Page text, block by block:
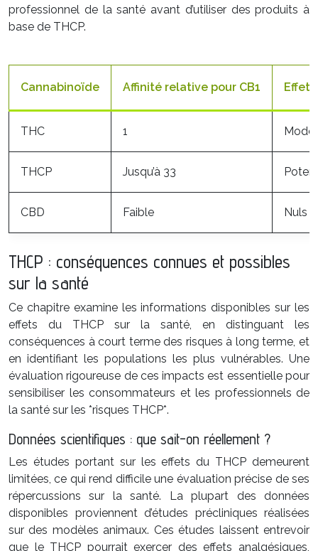
professionnel de la santé avant d’utiliser des produits à
base de THCP.
Cannabinoïde Affinité relative pour CB1
THC 1
THCP Jusqu’à 33
CBD Faible Nuls
THCP : conséquences connues et possibles
sur la santé
Ce chapitre examine les informations disponibles sur les
effets du THCP sur la santé, en distinguant les
conséquences à court terme des risques à long terme, et
en identifiant les populations les plus vulnérables. Une
évaluation rigoureuse de ces impacts est essentielle pour
sensibiliser les consommateurs et les professionnels de
la santé sur les *risques THCP*.
Données scientifiques : que sait-on réellement ?
Les études portant sur les effets du THCP demeurent
limitées, ce qui rend difficile une évaluation précise de ses
répercussions sur la santé. La plupart des données
disponibles proviennent d’études précliniques réalisées
sur des modèles animaux. Ces études laissent entrevoir
que le THCP pourrait exercer des effets analgésiques,